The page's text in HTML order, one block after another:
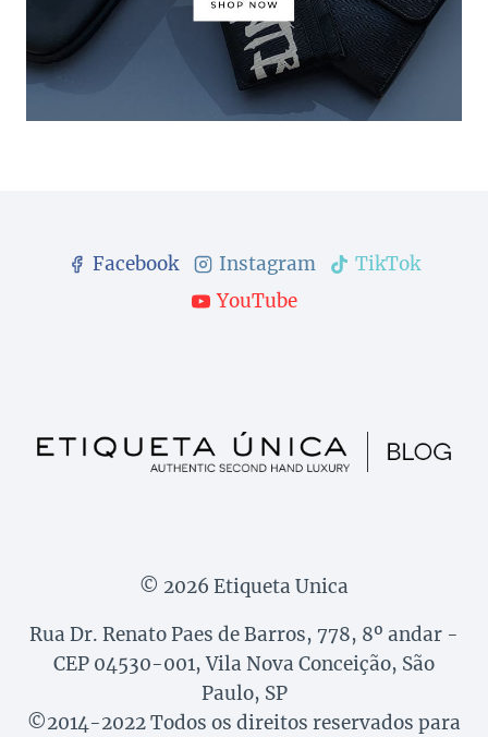
Facebook Instagram
TikTok
YouTube
© 2026 Etiqueta Unica
Rua Dr. Renato Paes de Barros, 778, 8º andar -
CEP 04530-001, Vila Nova Conceição, São
Paulo, SP
©2014-2022 Todos os direitos reservados para